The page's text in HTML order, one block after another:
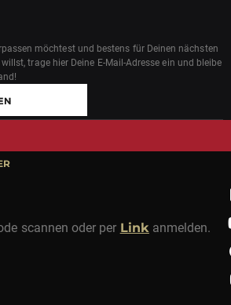
möchtest und bestens für Deinen nächsten
trage hier Deine E-Mail-Adresse ein und bleibe
scannen oder per Linkanmelden.